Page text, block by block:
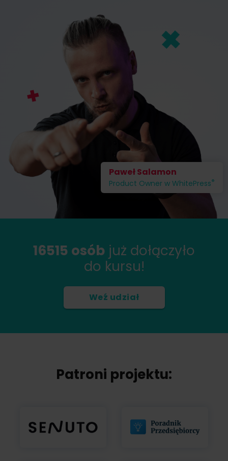
Paweł Salamon
Product Owner w WhitePress®
16515 osób już dołączyło
do kursu!
Weź udział
Patroni projektu: